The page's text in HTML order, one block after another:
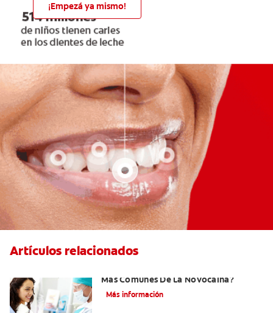
¡Empezá ya mismo!
Artículos relacionados
Más Comunes De La Novocaína?
Más información